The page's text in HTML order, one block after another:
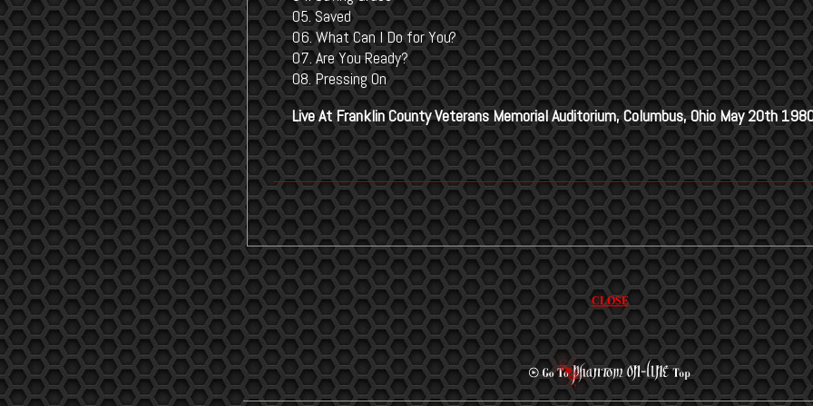
05. Saved
06. What Can I Do for You?
07. Are You Ready?
08. Pressing On
Live At Franklin County Veterans Memorial Auditorium, Columbus, Ohio May 20th
CLOSE